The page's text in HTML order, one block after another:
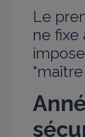
Le
ne fixe